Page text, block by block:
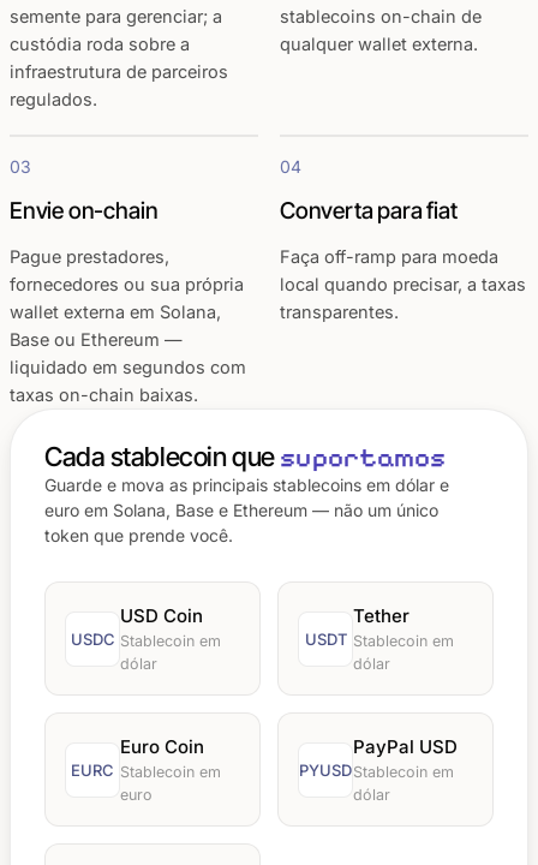
semente para gerenciar; a
custódia roda sobre a
infraestrutura de parceiros
regulados.
stablecoins on-chain de
qualquer wallet externa.
03
Envie on-chain
Pague prestadores,
fornecedores ou sua própria
wallet externa em Solana,
Base ou Ethereum —
liquidado em segundos com
taxas on-chain baixas.
04
Converta para fiat
Faça off-ramp para moeda
local quando precisar, a taxas
transparentes.
Cada stablecoin quesuportamos
Guarde e mova as principais stablecoins em dólar e
euro em Solana, Base e Ethereum — não um único
token que prende você.
USDC
USD Coin
Stablecoin em
dólar
USDT
Tether
Stablecoin em
dólar
EURC
Euro Coin
Stablecoin em
euro
PYUSD
PayPal USD
Stablecoin em
dólar